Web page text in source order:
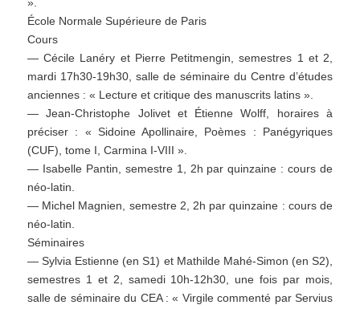
».
École Normale Supérieure de Paris
Cours
— Cécile Lanéry et Pierre Petitmengin, semestres 1 et 2,
mardi 17h30-19h30, salle de séminaire du Centre d’études
anciennes : « Lecture et critique des manuscrits latins ».
— Jean-Christophe Jolivet et Étienne Wolff, horaires à
préciser : « Sidoine Apollinaire, Poèmes : Panégyriques
(CUF), tome I, Carmina I-VIII ».
— Isabelle Pantin, semestre 1, 2h par quinzaine : cours de
néo-latin.
— Michel Magnien, semestre 2, 2h par quinzaine : cours de
néo-latin.
Séminaires
— Sylvia Estienne (en S1) et Mathilde Mahé-Simon (en S2),
semestres 1 et 2, samedi 10h-12h30, une fois par mois,
salle de séminaire du CEA : « Virgile commenté par Servius